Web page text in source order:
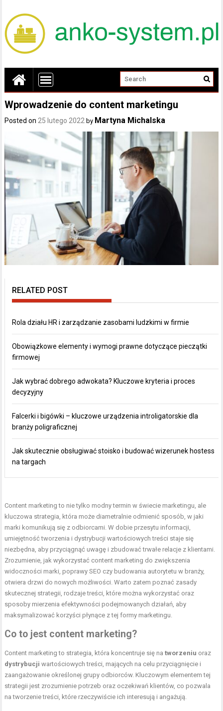
Wprowadzenie do content marketingu
Posted on 25 lutego 2022 by Martyna Michalska
RELATED POST
Rola działu HR i zarządzanie zasobami ludzkimi w firmie
Obowiązkowe elementy i wymogi prawne dotyczące pieczątki
firmowej
Jak wybrać dobrego adwokata? Kluczowe kryteria i proces
decyzyjny
Falcerki i bigówki – kluczowe urządzenia introligatorskie dla
branży poligraficznej
Jak skutecznie obsługiwać stoisko i budować wizerunek hostess
na targach
Content marketing to nie tylko modny termin w świecie marketingu, ale
kluczowa strategia, która może diametralnie odmienić sposób, w jaki
marki komunikują się z odbiorcami. W dobie przesytu informacji,
umiejętność tworzenia i dystrybucji wartościowych treści staje się
niezbędna, aby przyciągnąć uwagę i zbudować trwałe relacje z klientami.
Zrozumienie, jak wykorzystać content marketing do zwiększenia
widoczności marki, poprawy SEO czy budowania autorytetu w branży,
otwiera drzwi do nowych możliwości. Warto zatem poznać zasady
skutecznej strategii, rodzaje treści, które można wykorzystać oraz
sposoby mierzenia efektywności podejmowanych działań, aby
maksymalizować korzyści płynące z tej formy marketingu.
Co to jest content marketing?
Content marketing to strategia, która koncentruje się natworzeniu oraz
dystrybucji wartościowych treści, mających na celu przyciągnięcie i
zaangażowanie określonej grupy odbiorców. Kluczowym elementem tej
strategii jest zrozumienie potrzeb oraz oczekiwań klientów, co pozwala
na tworzenie treści, które rzeczywiście ich interesują i angażują.